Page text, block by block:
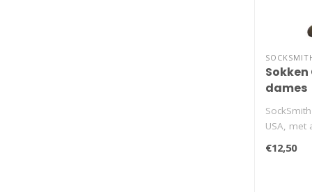
dames
USA, met
€12,50